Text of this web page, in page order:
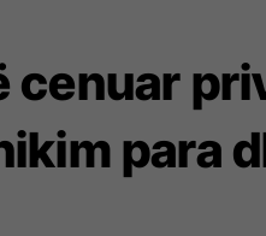
cenuar
para